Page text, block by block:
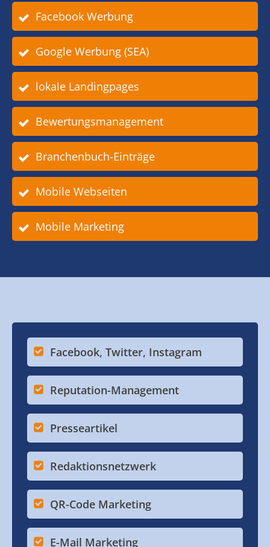
Facebook Werbung
Google Werbung (SEA)
lokale Landingpages
Bewertungsmanagement
Branchenbuch-Einträge
Mobile Webseiten
Mobile Marketing
Facebook, Twitter, Instagram
Reputation-Management
Presseartikel
Redaktionsnetzwerk
QR-Code Marketing
E-Mail Marketing